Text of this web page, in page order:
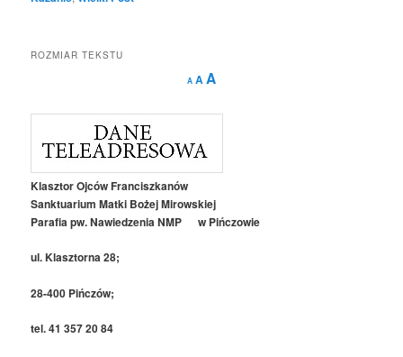
ROZMIAR TEKSTU
A
Decrease
font
A Reset
AIncrease
Klasztor Ojców Franciszkanów
Sanktuarium Matki Bożej Mirowskiej
Parafia pw. Nawiedzenia NMP w Pińczowie
ul. Klasztorna 28;
28-400 Pińczów;
tel. 41 357 20 84